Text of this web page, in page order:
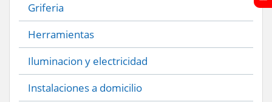
Griferia
Herramientas
Iluminacion y electricidad
Instalaciones a domicilio